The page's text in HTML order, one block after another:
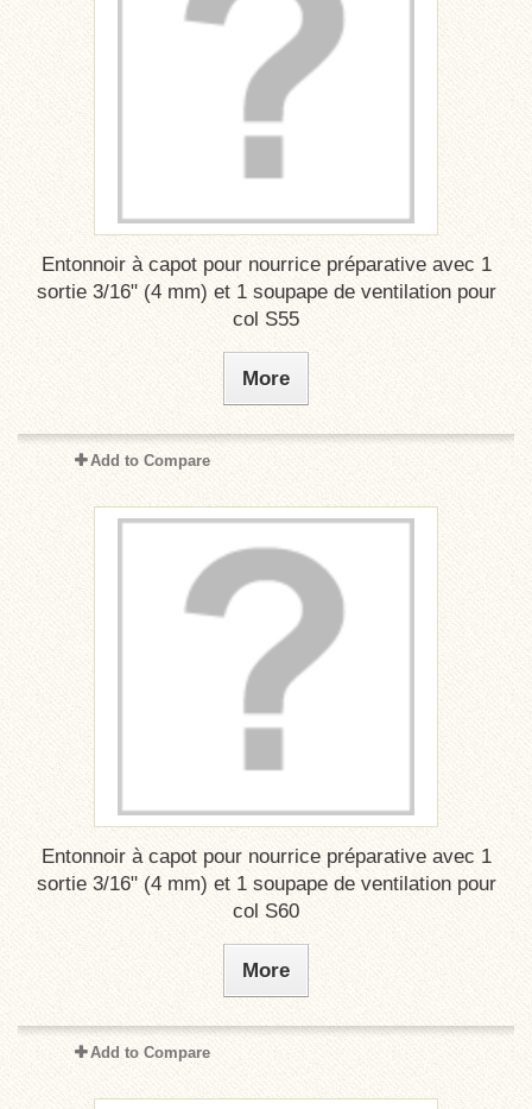
Entonnoir à capot pour nourrice préparative avec 1
sortie 3/16" (4 mm) et 1 soupape de ventilation pour
col S55
More
Add to Compare
Entonnoir à capot pour nourrice préparative avec 1
sortie 3/16" (4 mm) et 1 soupape de ventilation pour
col S60
More
Add to Compare